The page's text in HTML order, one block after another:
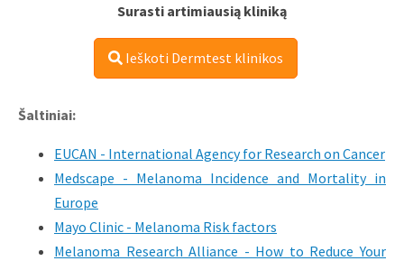
Surasti artimiausią kliniką
Ieškoti Dermtest klinikos
Šaltiniai:
EUCAN - International Agency for Research on Cancer
Medscape - Melanoma Incidence and Mortality in
Europe
Mayo Clinic - Melanoma Risk factors
Melanoma Research Alliance - How to Reduce Your